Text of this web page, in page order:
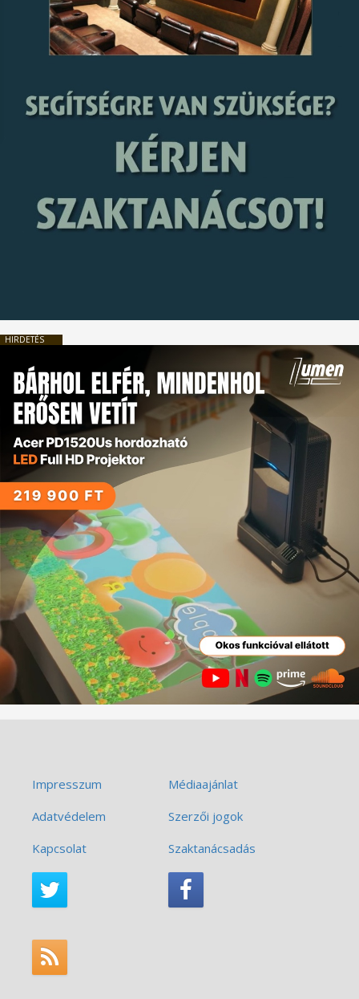
HIRDETÉS
Impresszum
Médiaajánlat
Adatvédelem
Szerzői jogok
Kapcsolat
Szaktanácsadás